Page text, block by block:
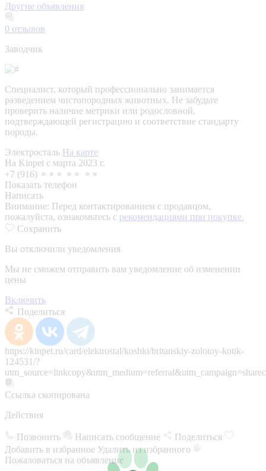
Другие объявления
0 отзывов
Заводчик
Специалист, который профессионально занимается
разведением чистопородных животных. Не забудьте
проверить наличие метрики или родословной,
подтверждающей регистрацию и соответствие стандарту
породы.
Электросталь На карте
На Kinpet c марта 2023 г.
+7 (916) ⚬⚬⚬ ⚬⚬ ⚬⚬
Показать телефон
Написать
Внимание: Перед контактированием с продавцом,
пожалуйста, ознакомьтесь с рекомендациями при покупке.
Сохранить
Вы отключили уведомления
Мы не сможем отправить вам уведомление об изменении
цены
Включить
Поделиться
https://kinpet.ru/card/elektrostal/koshki/britanskiy-zolotoy-kotik-
124531/?
Ссылка скопирована
Действия
Позвонить Написать сообщение
Поделиться
Добавить в избранное Удалить из избранного
Пожаловаться на объявление